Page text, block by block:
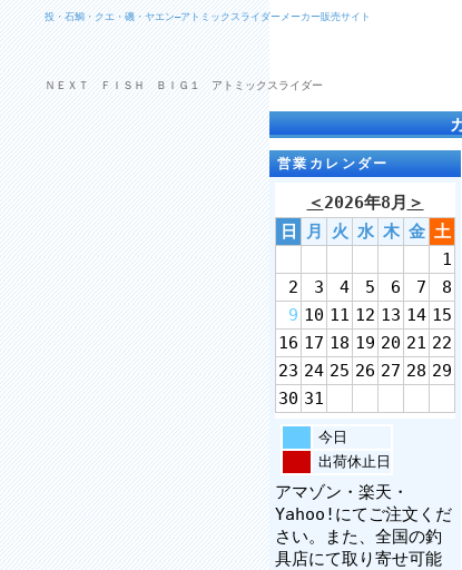
投・石鯛・クエ・磯・ヤエン―アトミックスライダーメーカー販売サイト
ＮＥＸＴ ＦＩＳＨ ＢＩＧ１ アトミックスライダー
営業カレンダー
＜2026年8月 ＞
日
月 火 水 木 金 土
1
2
3 4 5 6 7
8
9 10 11 12 13 14 15
16 17 18 19 20 21 22
23 24 25 26 27 28 29
30 31
今日
出荷休止日
アマゾン・楽天・
Yahoo!にてご注文くだ
さい。また、全国の釣
具店にて取り寄せ可能